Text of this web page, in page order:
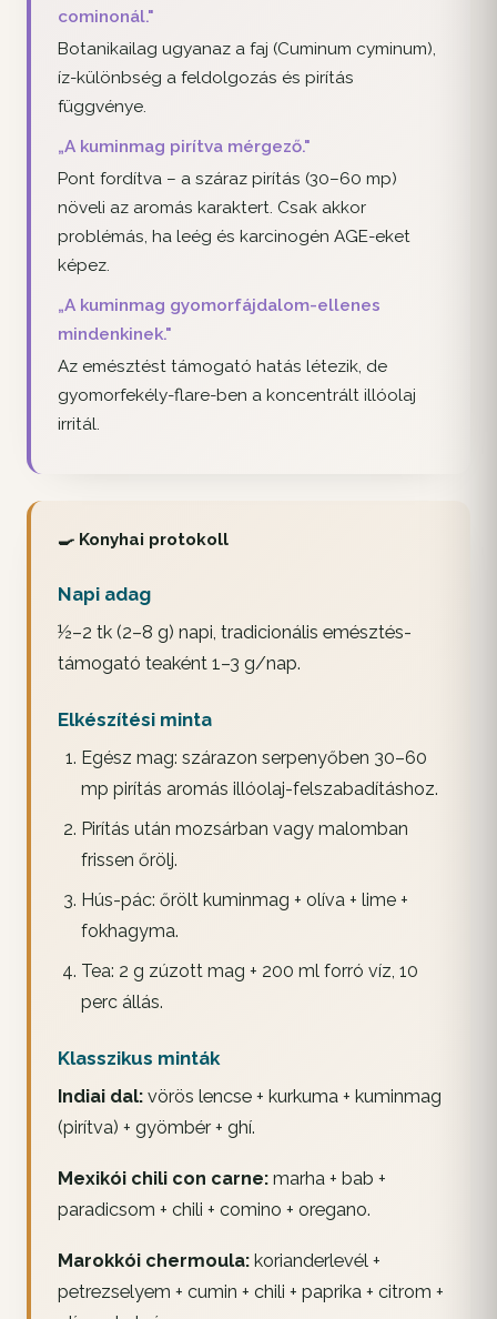
cominonál."
Botanikailag ugyanaz a faj (Cuminum cyminum),
íz-különbség a feldolgozás és pirítás
függvénye.
„A kuminmag pirítva mérgező."
Pont fordítva – a száraz pirítás (30–60 mp)
növeli az aromás karaktert. Csak akkor
problémás, ha leég és karcinogén AGE-eket
képez.
„A kuminmag gyomorfájdalom-ellenes
mindenkinek."
Az emésztést támogató hatás létezik, de
gyomorfekély-flare-ben a koncentrált illóolaj
irritál.
🍳 Konyhai protokoll
Napi adag
½–2 tk (2–8 g) napi, tradicionális emésztés-
támogató teaként 1–3 g/nap.
Elkészítési minta
Egész mag: szárazon serpenyőben 30–60
mp pirítás aromás illóolaj-felszabadításhoz.
Pirítás után mozsárban vagy malomban
frissen őrölj.
Hús-pác: őrölt kuminmag + olíva + lime +
fokhagyma.
Tea: 2 g zúzott mag + 200 ml forró víz, 10
perc állás.
Klasszikus minták
Indiai dal: vörös lencse + kurkuma + kuminmag
(pirítva) + gyömbér + ghí.
Mexikói chili con carne: marha + bab +
paradicsom + chili + comino + oregano.
Marokkói chermoula: korianderlevél +
petrezselyem + cumin + chili + paprika + citrom +